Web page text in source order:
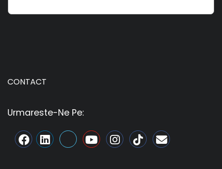
CONTACT
Urmareste-Ne Pe: